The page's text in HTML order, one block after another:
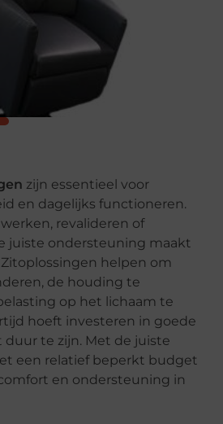
zijn essentieel voor
en dagelijks functioneren.
revalideren of
juiste ondersteuning maakt
helpen om
de houding te
op het lichaam te
hoeft investeren in goede
te zijn. Met de juiste
een relatief beperkt budget
en ondersteuning in